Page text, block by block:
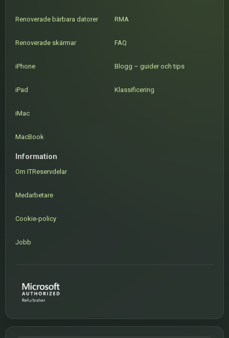
Renoverade bärbara datorer
Renoverade skärmar
iPhone
iPad
iMac
MacBook
RMA
FAQ
Blogg – guider och tips
Klassificering
Information
Om ITReservdelar
Medarbetare
Cookie-policy
Jobb